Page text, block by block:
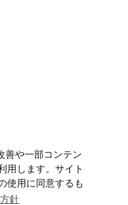
善や一部コンテン
用します。サイト
使用に同意するも
針